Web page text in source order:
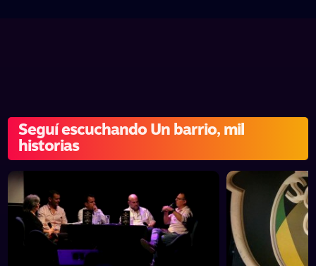
Seguí escuchando Un barrio, mil
historias